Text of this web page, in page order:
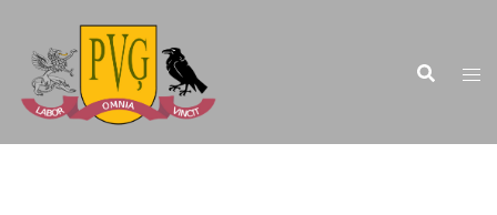
saturu